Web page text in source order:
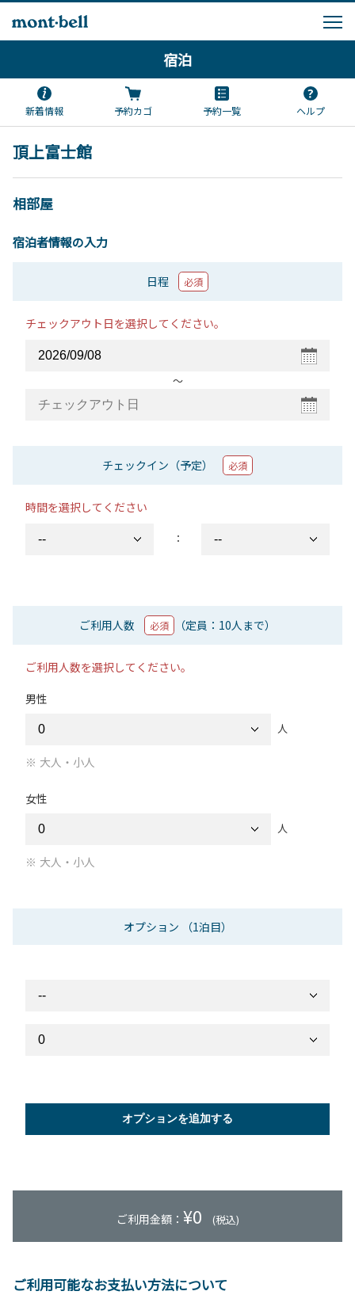
宿泊
新着情報 予約カゴ 予約一覧 ヘルプ
頂上富士館
相部屋
宿泊者情報の入力
日程 必須
チェックアウト日を選択してください。
〜
チェックイン（予定） 必須
時間を選択してください
：
ご利用人数 必須 （定員：10人まで）
ご利用人数を選択してください。
男性
人
大人・小人
女性
人
大人・小人
オプション （1泊目）
オプションを追加する
ご利用金額： ¥0 (税込)
ご利用可能なお支払い方法について